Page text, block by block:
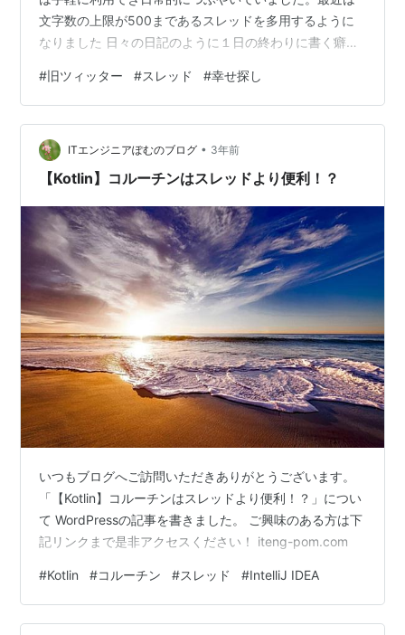
文字数の上限が500まであるスレッドを多用するように
なりました 日々の日記のように１日の終わりに書く癖に
た。なんなら旧ツィッターではもの足らなくなったとこ
ろです そうして毎日書いていると、氣がついたのです
が、どうやらその日にあった出来事の中から小さな幸せ
を抽出している様なんです。自分で書いていて変なので
すけども。 他の人にとってはどうでも良いことをアタオ
#旧ツィッター #スレッド #幸せ探し
ITエンジニアぽむのブログ • 3年前
【Kotlin】コルーチンはスレッドより便利！？
いつもブログへご訪問いただきありがとうございます。
「【Kotlin】コルーチンはスレッドより便利！？」につい
て WordPressの記事を書きました。 ご興味のある方は下
記リンクまで是非アクセスください！ iteng-pom.com
#Kotlin #コルーチン #スレッド #IntelliJ IDEA